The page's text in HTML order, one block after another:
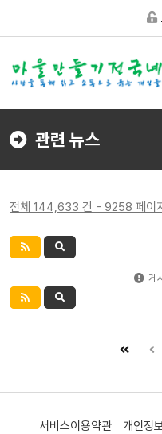
관련 뉴스
전체 144,633 건 - 9258 페이
게
서비스이용약관 개인정